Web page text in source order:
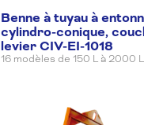
1500 × 1500
1500 × 1500
1800 × 1800
1800 × 1800
Benne à tuyau à
cylindro-conique,
levier CIV-EI-1018
16 modèles de 150 L à 2000 L